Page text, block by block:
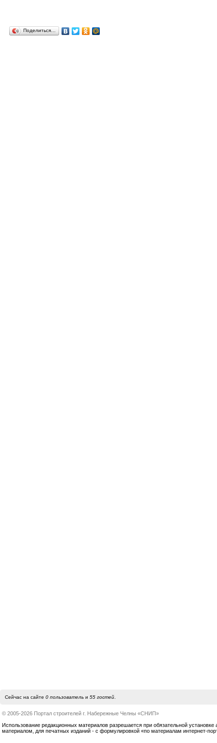
Поделиться…
Сейчас на сайте 0 пользовательи 55 гостей.
© 2005-2026 Портал строителей г. Набережные Челны «СНИП»
Использование редакционных материалов разрешается при обязательной установке
материалом, для печатных изданий - с формулировкой «по материалам интернет-